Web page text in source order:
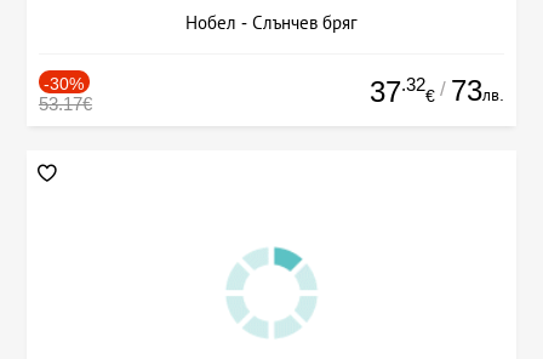
Нобел - Слънчев бряг
-30%
53.17€ 37.32
€ / 73лв.